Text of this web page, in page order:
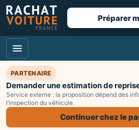
Préparer
PARTENAIRE
Demander une estimation de
Service externe : la proposition dépend des
l’inspection du véhicule.
Continuer chez le